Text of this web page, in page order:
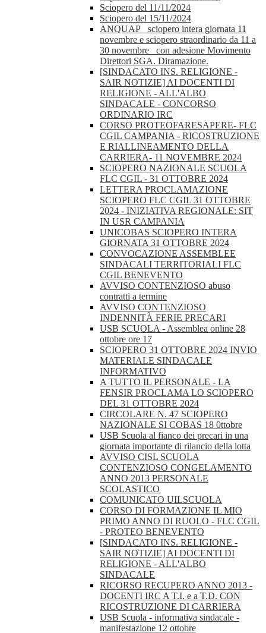
Sciopero del 11/11/2024
Sciopero del 15/11/2024
ANQUAP_ sciopero intera giornata 11
novembre e sciopero straordinario da 11 a
30 novembre_ con adesione Movimento
Direttori SGA. Diramazione.
[SINDACATO INS. RELIGIONE -
SAIR NOTIZIE] AI DOCENTI DI
RELIGIONE - ALL'ALBO
SINDACALE - CONCORSO
ORDINARIO IRC
CORSO PROTEOFARESAPERE- FLC
CGIL CAMPANIA - RICOSTRUZIONE
E RIALLINEAMENTO DELLA
CARRIERA- 11 NOVEMBRE 2024
SCIOPERO NAZIONALE SCUOLA
FLC CGIL - 31 OTTOBRE 2024
LETTERA PROCLAMAZIONE
SCIOPERO FLC CGIL 31 OTTOBRE
2024 - INIZIATIVA REGIONALE: SIT
IN USR CAMPANIA
UNICOBAS SCIOPERO INTERA
GIORNATA 31 OTTOBRE 2024
CONVOCAZIONE ASSEMBLEE
SINDACALI TERRITORIALI FLC
CGIL BENEVENTO
AVVISO CONTENZIOSO abuso
contratti a termine
AVVISO CONTENZIOSO
INDENNITÀ FERIE PRECARI
USB SCUOLA - Assemblea online 28
ottobre ore 17
SCIOPERO 31 OTTOBRE 2024 INVIO
MATERIALE SINDACALE
INFORMATIVO
A TUTTO IL PERSONALE - LA
FENSIR PROCLAMA LO SCIOPERO
DEL 31 OTTOBRE 2024
CIRCOLARE N. 47 SCIOPERO
NAZIONALE SI COBAS 18 0ttobre
USB Scuola al fianco dei precari in una
giornata importante di rilancio della lotta
AVVISO CISL SCUOLA
CONTENZIOSO CONGELAMENTO
ANNO 2013 PERSONALE
SCOLASTICO
COMUNICATO UILSCUOLA
CORSO DI FORMAZIONE IL MIO
PRIMO ANNO DI RUOLO - FLC CGIL
- PROTEO BENEVENTO
[SINDACATO INS. RELIGIONE -
SAIR NOTIZIE] AI DOCENTI DI
RELIGIONE - ALL'ALBO
SINDACALE
RICORSO RECUPERO ANNO 2013 -
DOCENTI IRC A T.I. e a T.D. CON
RICOSTRUZIONE DI CARRIERA
USB Scuola - informativa sindacale -
manifestazione 12 ottobre